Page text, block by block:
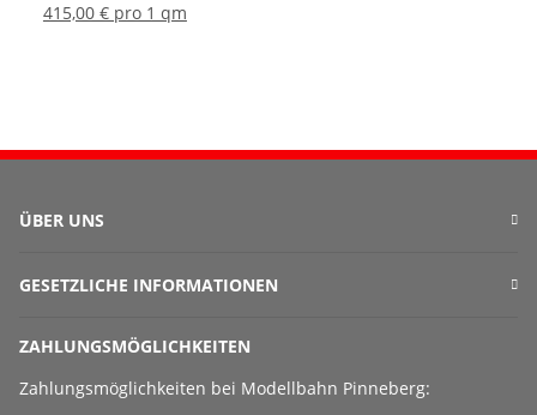
415,00 € pro 1 qm
ÜBER UNS
GESETZLICHE INFORMATIONEN
ZAHLUNGSMÖGLICHKEITEN
Zahlungsmöglichkeiten bei Modellbahn Pinneberg: